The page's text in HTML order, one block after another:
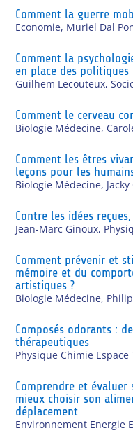
Comment la guerre
Economie, Muriel Dal
Comment la
en place des politiques
Guilhem Lecouteux,
Comment le cerveau
Biologie Médecine,
Comment les êtres
leçons pour les
Biologie Médecine,
Contre les idées
Jean-Marc Ginoux,
Comment prévenir et
mémoire et du
artistiques ?
Biologie Médecine,
Composés odorants :
thérapeutiques
Physique Chimie Espace
Comprendre et
mieux choisir son
déplacement
Environnement Energie